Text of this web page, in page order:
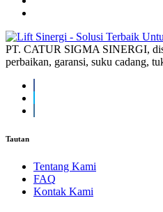
PT. CATUR SIGMA SINERGI,
perbaikan, garansi, suku cadang,
Tautan
Tentang Kami
FAQ
Kontak Kami